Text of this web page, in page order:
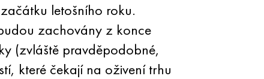
letošního roku.
zachovány z konce
(zvláště pravděpodobné,
které čekají na oživení trhu